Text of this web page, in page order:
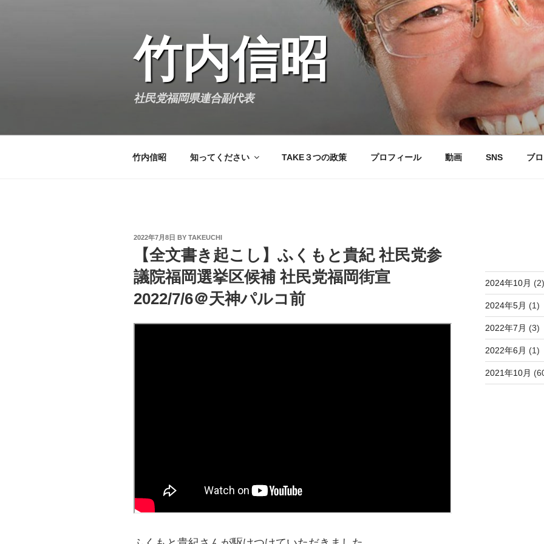
竹内信昭
社民党福岡県連合副代表
竹内信昭 知ってください TAKE３つの政策 プロフィール 動画 SNS ブ
POSTED
2022年7月8日 BY TAKEUCHI
【全文書き起こし】ふくもと貴紀 社民党参
議院福岡選挙区候補 社民党福岡街宣
2022/7/6＠天神パルコ前
2024年10月 (2)
2024年5月 (1)
2022年7月 (3)
2022年6月 (1)
2021年10月